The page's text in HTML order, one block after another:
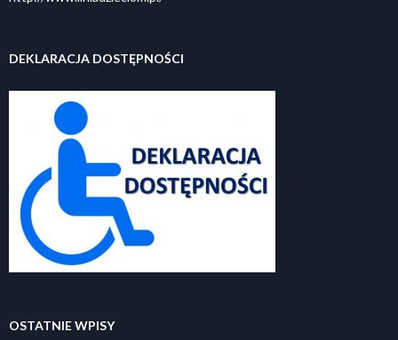
DEKLARACJA DOSTĘPNOŚCI
OSTATNIE WPISY